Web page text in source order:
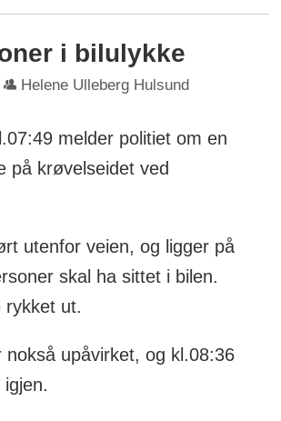
i bilulykke
Helene Ulleberg Hulsund
melder politiet om en
på krøvelseidet ved
utenfor veien, og ligger på
skal ha sittet i bilen.
rykket ut.
nokså upåvirket, og kl.08:36